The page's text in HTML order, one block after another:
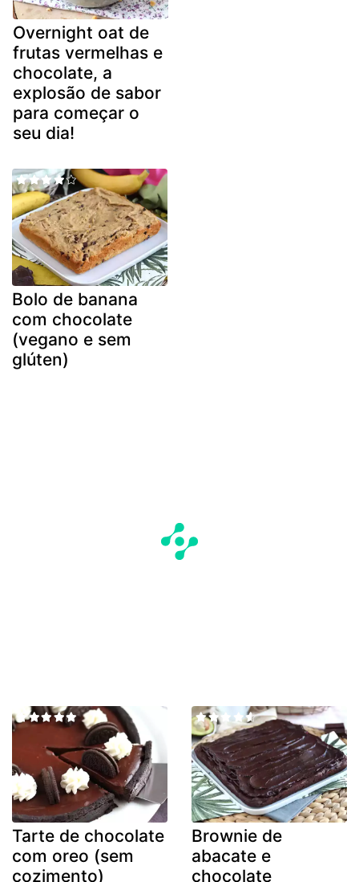
Overnight oat de
frutas vermelhas e
chocolate, a
explosão de sabor
para começar o
seu dia!
Bolo de banana
com chocolate
(vegano e sem
glúten)
Tarte de chocolate
com oreo (sem
cozimento)
Brownie de
abacate e
chocolate